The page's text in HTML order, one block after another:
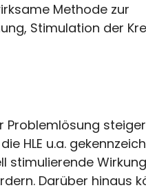
Methode zur
Stimulation der
Problemlösung
HLE u.a.
stimulierende
Darüber hinaus